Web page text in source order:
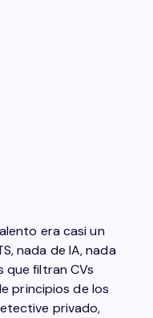
era casi un
nada de IA, nada
que filtran CVs
principios de los
privado,